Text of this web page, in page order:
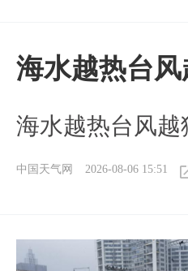
海水越热台风
海水越热台风越
中国天气网 2026-08-06 15:51